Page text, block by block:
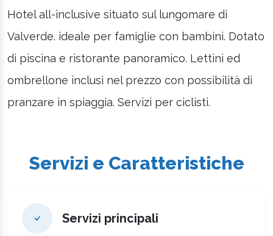
Hotel all-inclusive situato sul lungomare di
Valverde. ideale per famiglie con bambini. Dotato
di piscina e ristorante panoramico. Lettini ed
ombrellone inclusi nel prezzo con possibilità di
pranzare in spiaggia. Servizi per ciclisti.
Servizi e Caratteristiche
Servizi principali